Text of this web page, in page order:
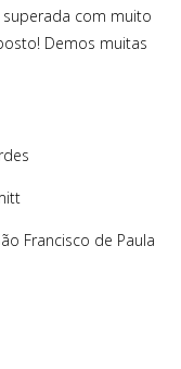
superada com muito
Demos muitas
Francisco de Paula